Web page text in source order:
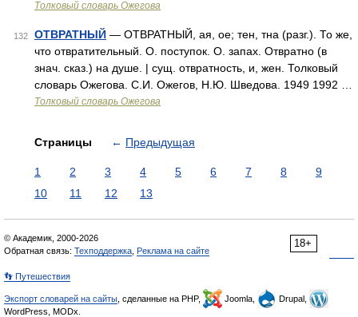
Толковый словарь Ожегова
132 ОТВРАТНЫЙ — ОТВРАТНЫЙ, ая, ое; тен, тна (разг.). То же,
что отвратительный. О. поступок. О. запах. Отвратно (в
знач. сказ.) на душе. | сущ. отвратность, и, жен. Толковый
словарь Ожегова. С.И. Ожегов, Н.Ю. Шведова. 1949 1992 …
Толковый словарь Ожегова
Страницы ← Предыдущая
1 2 3 4 5 6 7 8
9
10
11 12 13
18+
© Академик, 2000-2026
Обратная связь: Техподдержка Реклама на сайте
👣 Путешествия
Экспорт словарей на сайты , сделанные на PHP, Joomla,
Drupal,
WordPress, MODx.